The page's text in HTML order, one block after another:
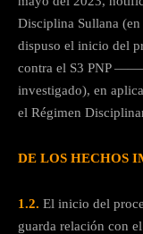
Disciplina Sullana
dispuso el inicio del
contra el S3 PNP
investigado), en
el Régimen
DE LOS HECHOS
1.2. El inicio del
guarda relación con